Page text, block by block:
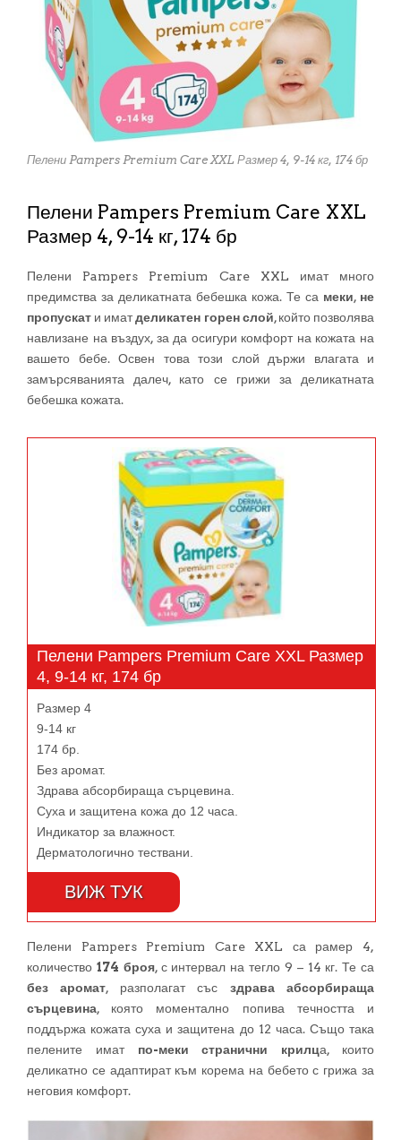
Пелени Pampers Premium Care XXL Размер 4, 9-14 кг, 174 бр
Пелени Pampers Premium Care XXL
Размер 4, 9-14 кг, 174 бр
Пелени Pampers Premium Care XXL имат много
предимства за деликатната бебешка кожа. Те са меки, не
пропускат и иматделикатен горен слой, който позволява
навлизане на въздух, за да осигури комфорт на кожата на
вашето бебе. Освен това този слой държи влагата и
замърсяванията далеч, като се грижи за деликатната
бебешка кожата.
Пелени Pampers Premium Care XXL Размер
4, 9-14 кг, 174 бр
Размер 4
9-14 кг
174 бр.
Без аромат.
Здрава абсорбираща сърцевина.
Суха и защитена кожа до 12 часа.
Индикатор за влажност.
Дерматологично тествани.
ВИЖ ТУК
Пелени Pampers Premium Care XXL са рамер 4,
количество 174 броя, с интервал на тегло 9 – 14 кг. Те са
без аромат, разполагат със здрава абсорбираща
сърцевина, която моментално попива течността и
поддържа кожата суха и защитена до 12 часа. Също така
пелените имат по-меки странични крилца, които
деликатно се адаптират към корема на бебето с грижа за
неговия комфорт.